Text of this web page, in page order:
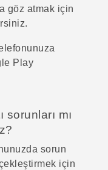
göz atmak için
Play
sorunları mı
sorun
için